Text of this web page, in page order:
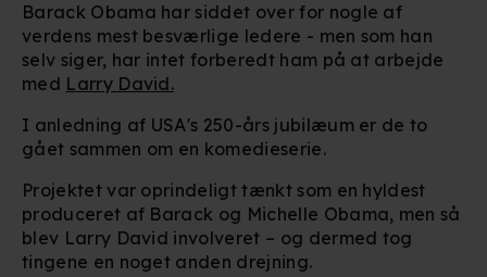
Barack Obama har siddet over for nogle af
verdens mest besværlige ledere - men som han
selv siger, har intet forberedt ham på at arbejde
med Larry David.
I anledning af USA's 250-års jubilæum er de to
gået sammen om en komedieserie.
Projektet var oprindeligt tænkt som en hyldest
produceret af Barack og Michelle Obama, men så
blev Larry David involveret – og dermed tog
tingene en noget anden drejning.